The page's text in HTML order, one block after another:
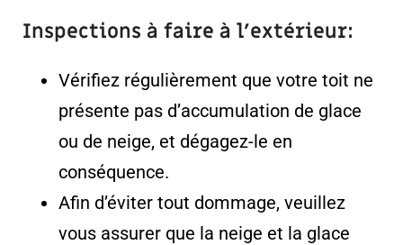
Inspections à faire à l’extérieur:
Vérifiez régulièrement que votre toit ne
présente pas d’accumulation de glace
ou de neige, et dégagez-le en
conséquence.
Afin d’éviter tout dommage, veuillez
vous assurer que la neige et la glace